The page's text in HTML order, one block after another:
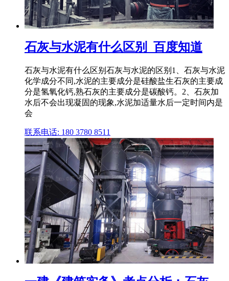
石灰与水泥有什么区别_百度知道
石灰与水泥有什么区别石灰与水泥的区别1、石灰与水泥
化学成分不同,水泥的主要成分是硅酸盐生石灰的主要成
分是氢氧化钙,熟石灰的主要成分是碳酸钙。2、石灰加
水后不会出现凝固的现象,水泥加适量水后一定时间内是
会
联系电话: 180 3780 8511